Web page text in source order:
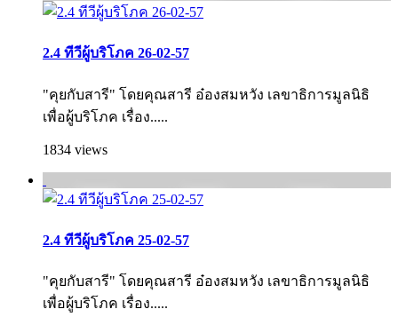
2.4 ทีวีผู้บริโภค 26-02-57
"คุยกับสารี" โดยคุณสารี อ๋องสมหวัง เลขาธิการมูลนิธิ
เพื่อผู้บริโภค เรื่อง.....
1834 views
2.4 ทีวีผู้บริโภค 25-02-57
"คุยกับสารี" โดยคุณสารี อ๋องสมหวัง เลขาธิการมูลนิธิ
เพื่อผู้บริโภค เรื่อง.....